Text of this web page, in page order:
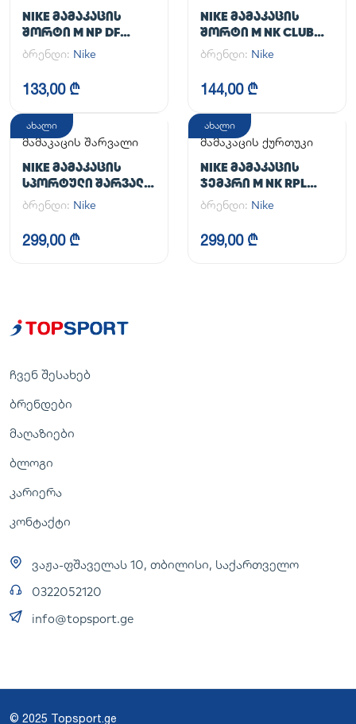
NIKE ᲛᲐᲛᲐᲙᲐᲪᲘᲡ
ᲨᲝᲠᲢᲘ M NP DF
LONG SHORT
ბრენდი: Nike
133,00 ₾
NIKE ᲛᲐᲛᲐᲙᲐᲪᲘᲡ
ᲨᲝᲠᲢᲘ M NK CLUB
FLOW SHORT
ბრენდი: Nike
144,00 ₾
ახალი
მამაკაცის შარვალი
NIKE ᲛᲐᲛᲐᲙᲐᲪᲘᲡ
ᲡᲞᲝᲠᲢᲣᲚᲘ ᲨᲐᲠᲕᲐᲚᲘ
M NK DF UNLIMITED
PANT TPR
ბრენდი: Nike
299,00 ₾
ახალი
მამაკაცის ქურთუკი
NIKE ᲛᲐᲛᲐᲙᲐᲪᲘᲡ
ᲯᲔᲛᲞᲠᲘ M NK RPL
UNLIMITED JKT
ბრენდი: Nike
299,00 ₾
ჩვენ შესახებ
ბრენდები
მაღაზიები
ბლოგი
კარიერა
კონტაქტი
ვაჟა-ფშაველას 10, თბილისი, საქართველო
0322052120
info@topsport.ge
© 2025 Topsport.ge